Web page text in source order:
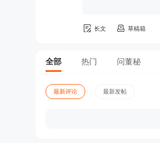
长文 草稿箱
全部 热门 问董秘
最新评论 最新发帖